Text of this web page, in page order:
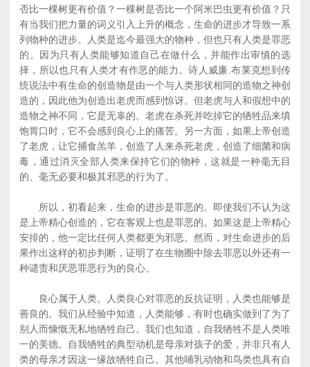
否比一棵树更有价值？一棵树是否比一个阿米巴虫更有价值？只
有当我们把力量的词义引入上升的概念，生命的进步才导致一系
列物种的进步。人类是迄今最强大的物种，但也只有人类是罪恶
的。因为只有人类能够知道自己在做什么，并能作出审慎的选
择，所以也只有人类才有作恶的能力。诗人威廉.布莱克想到传
统说法中有生命的创造物是由一个与人类形状相同的造物之神创
造的，因此他为创造出老虎而感到惊讶。但老虎与人和假想中的
造物之神不同，它是无辜的。老虎在杀死并吃掉它的牺牲品来填
饱胃口时，它不会感到良心上的痛苦。另一方面，如果上帝创造
了老虎，让它捕食羔羊，创造了人来杀死老虎，创造了细菌和病
毒，通过消灭全部人类来保持它们的物种，这就是一种毫无目
的、毫无必要和极其邪恶的行为了。
所以，初看起来，生命的进步是罪恶的。即使我们不认为这
是上帝精心创造的，它在客观上也是罪恶的。如果这是上帝精心
安排的，他一定比任何人类都更为邪恶。然而，对生命进步的后
果作出这样的初步判断，证明了在生物圈中除去罪恶以外还有一
种谴责和厌恶罪恶行为的良心。
良心属于人类。人类良心对罪恶的反抗证明，人类也能够是
善良的。我们从经验中知道，人类能够，有时也确实做到了为了
别人而慷慨无私地牺牲自己。我们也知道，自我牺牲不是人类唯
一的美德。自我牺牲的典型动机是母亲对孩子的爱，并非只有人
类的母亲才因这一缘故牺牲自己。其他哺乳动物和鸟类也具有自